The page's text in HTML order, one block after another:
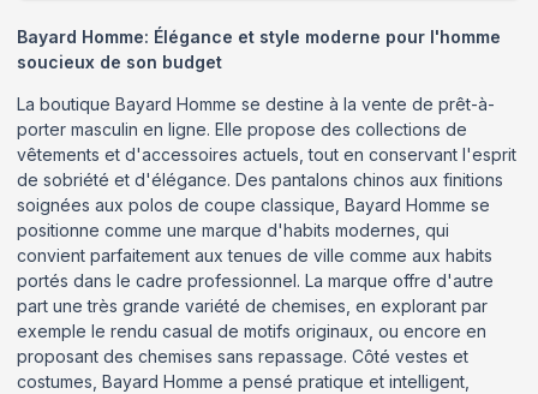
Bayard Homme: Élégance et style moderne pour l'homme
soucieux de son budget
La boutique Bayard Homme se destine à la vente de prêt-à-
porter masculin en ligne. Elle propose des collections de
vêtements et d'accessoires actuels, tout en conservant l'esprit
de sobriété et d'élégance. Des pantalons chinos aux finitions
soignées aux polos de coupe classique, Bayard Homme se
positionne comme une marque d'habits modernes, qui
convient parfaitement aux tenues de ville comme aux habits
portés dans le cadre professionnel. La marque offre d'autre
part une très grande variété de chemises, en explorant par
exemple le rendu casual de motifs originaux, ou encore en
proposant des chemises sans repassage. Côté vestes et
costumes, Bayard Homme a pensé pratique et intelligent,